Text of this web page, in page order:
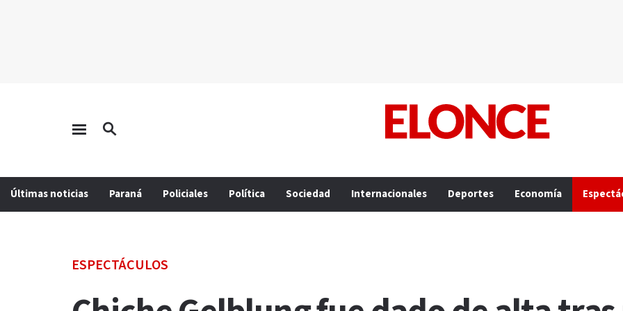
Últimas noticias Paraná Policiales Política Sociedad Internacionales Deportes Economía
ESPECTÁCULOS